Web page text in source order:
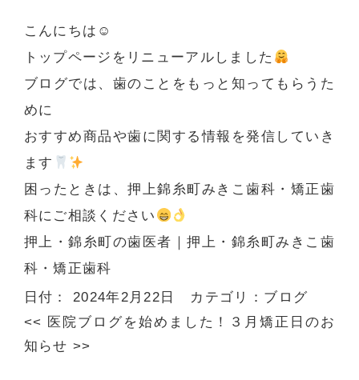
こんにちは☺
トップページをリニューアルしました
ブログでは、歯のことをもっと知ってもらうた
めに
おすすめ商品や歯に関する情報を発信していき
ます
困ったときは、押上錦糸町みきこ歯科・矯正歯
科にご相談ください
押上・錦糸町の歯医者 ｜押上・錦糸町みきこ歯
科・矯正歯科
日付：2024年2月22日 カテゴリ： ブログ
<<
医院ブログを始めました！
３月矯正日のお
知らせ>>